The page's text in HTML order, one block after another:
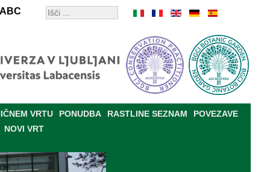
ABC
VRTU PONUDBA RASTLINE SEZNAM
POVEZAVE
NOVI VRT